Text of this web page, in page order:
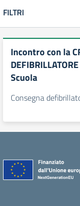
FILTRI
Incontro con la
Scuola
Consegna